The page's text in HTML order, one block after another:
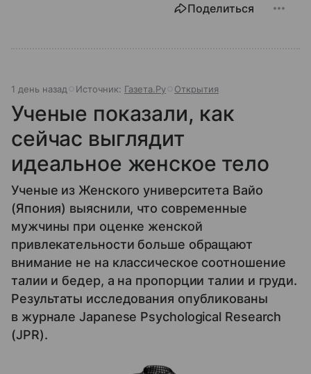
Поделиться
1 день назад Источник: Газета.Ру Открытия
Ученые показали, как
сейчас выглядит
идеальное женское тело
Ученые из Женского университета Вайо
(Япония) выяснили, что современные
мужчины при оценке женской
привлекательности больше обращают
внимание не на классическое соотношение
талии и бедер, а на пропорции талии и груди.
Результаты исследования опубликованы
в журнале Japanese Psychological Research
(JPR).